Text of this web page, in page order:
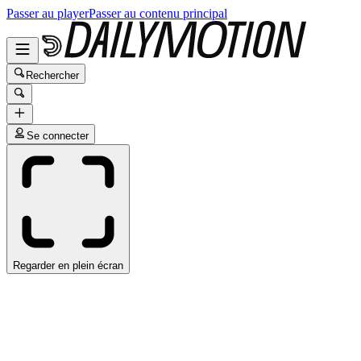
Passer au playerPasser au contenu principal
Rechercher
Se connecter
Regarder en plein écran